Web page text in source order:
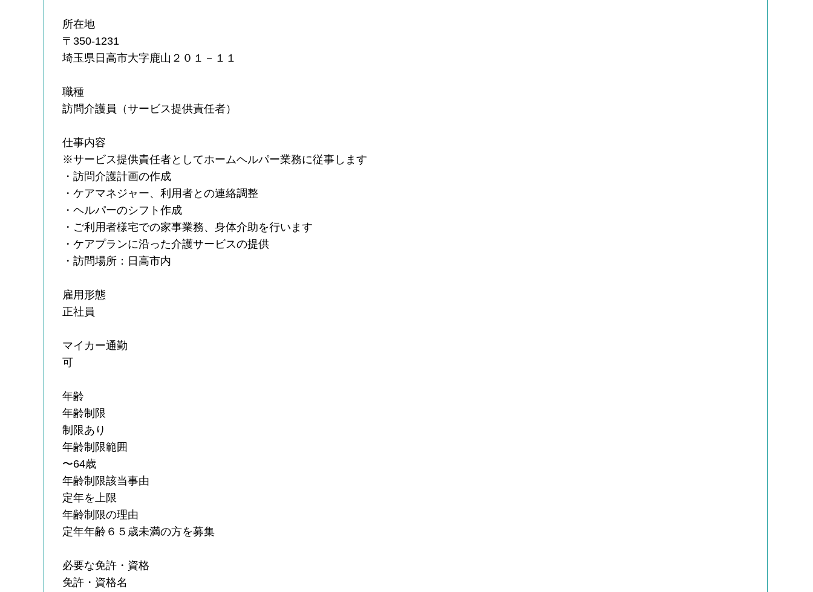
所在地
〒350-1231
埼玉県日高市大字鹿山２０１－１１
職種
訪問介護員（サービス提供責任者）
仕事内容
※サービス提供責任者としてホームヘルパー業務に従事します
・訪問介護計画の作成
・ケアマネジャー、利用者との連絡調整
・ヘルパーのシフト作成
・ご利用者様宅での家事業務、身体介助を行います
・ケアプランに沿った介護サービスの提供
・訪問場所：日高市内
雇用形態
正社員
マイカー通勤
可
年齢
年齢制限
制限あり
年齢制限範囲
〜64歳
年齢制限該当事由
定年を上限
年齢制限の理由
定年年齢６５歳未満の方を募集
必要な免許・資格
免許・資格名